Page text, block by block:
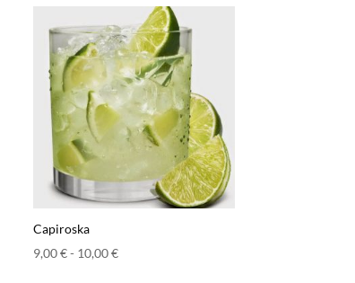
Capiroska
9,00€- 10,00€Rango